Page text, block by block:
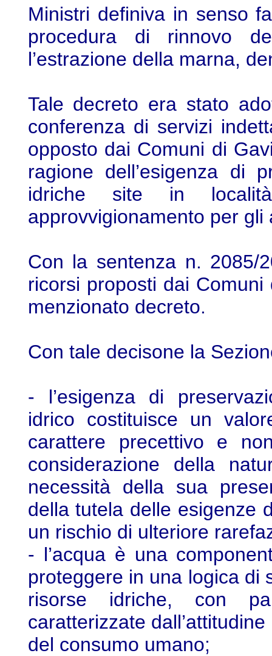
Ministri definiva in senso
procedura di rinnovo
l’estrazione della marna,
Tale decreto era stato
conferenza di servizi
opposto dai Comuni di
ragione dell’esigenza di
idriche site in
approvvigionamento per
Con la sentenza n. 2085/
ricorsi proposti dai
menzionato decreto.
Con tale decisone la
- l’esigenza di
idrico costituisce un
carattere precettivo e
considerazione della
necessità della sua
della tutela delle esigenze
un rischio di ulteriore
- l’acqua è una
proteggere in una logica di
risorse idriche, con
caratterizzate
del consumo umano;